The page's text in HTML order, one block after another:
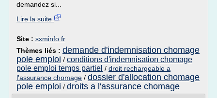
demandez si...
Lire la suite
Site : sxminfo.fr
Thèmes liés : demande d'indemnisation chomage
pole emploi / conditions d'indemnisation chomage
pole emploi temps partiel / droit rechargeable a
l'assurance chomage / dossier d'allocation chomage
pole emploi / droits a l'assurance chomage